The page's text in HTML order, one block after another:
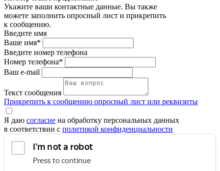
Укажите ваши контактные данные. Вы также
можете заполнить опросный лист и прикрепить
к сообщению.
Введите имя
Ваше имя*
Введите номер телефона
Номер телефона*
Ваш e-mail
Текст сообщения
Прикрепить к сообщению опросный лист или реквизиты
Я даю согласие на обработку персональных данных
в соответствии с политикой конфиденциальности